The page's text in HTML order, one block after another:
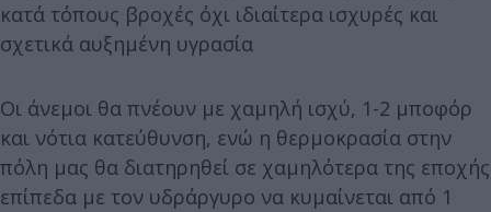
κατά τόπους βροχές όχι ιδιαίτερα ισχυρές και
σχετικά αυξημένη υγρασία
Οι άνεμοι θα πνέουν με χαμηλή ισχύ, 1-2 μποφόρ
και νότια κατεύθυνση, ενώ η θερμοκρασία στην
πόλη μας θα διατηρηθεί σε χαμηλότερα της εποχής
επίπεδα με τον υδράργυρο να κυμαίνεται από 1